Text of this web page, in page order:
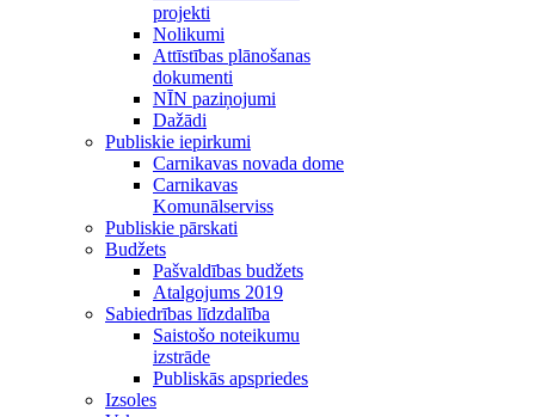
projekti
Nolikumi
Attīstības plānošanas
dokumenti
NĪN paziņojumi
Dažādi
Publiskie iepirkumi
Carnikavas novada dome
Carnikavas
Komunālserviss
Publiskie pārskati
Budžets
Pašvaldības budžets
Atalgojums 2019
Sabiedrības līdzdalība
Saistošo noteikumu
izstrāde
Publiskās apspriedes
Izsoles